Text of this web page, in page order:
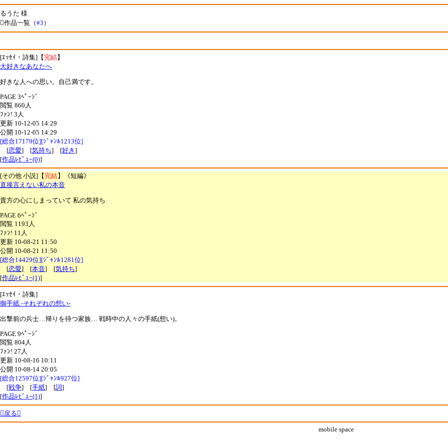
るうた 様
作品一覧（#3 ）
[ｴｯｾｲ・詩集]【完結】
大好きなあなたへ
好きな人への思い。自己満です。
PAGE 3ﾍﾟｰｼﾞ
閲覧 860人
ﾌｧﾝ! 3人
更新 10-12-05 14:29
公開 10-12-05 14:29
[総合17179位][ｼﾞｬﾝﾙ1213位]
[恋愛] [気持ち] [好き ]
[作品ﾚﾋﾞｭｰ(0)]
[その他 小説]【完結】《短編》
直接言えない私の本音
貴方の心にしまっていて 私の気持ち
PAGE 6ﾍﾟｰｼﾞ
閲覧 1193人
ﾌｧﾝ! 11人
更新 10-08-21 11:50
公開 10-08-21 11:50
[総合14429位][ｼﾞｬﾝﾙ1281位]
[恋愛] [本音] [気持ち]
[作品ﾚﾋﾞｭｰ(1)]
[ｴｯｾｲ・詩集]
御手紙 -それぞれの想い-
出撃前の兵士…帰りを待つ家族… 戦時中の人々の手紙(想い)。
PAGE 9ﾍﾟｰｼﾞ
閲覧 804人
ﾌｧﾝ! 27人
更新 10-08-16 10:11
公開 10-08-14 20:05
[総合12597位][ｼﾞｬﾝﾙ927位]
[戦争] [手紙] [詞]
[作品ﾚﾋﾞｭｰ(1)]
戻る
mobile space